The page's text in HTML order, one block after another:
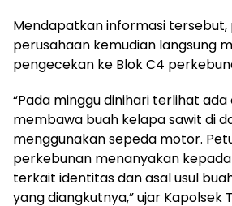
Mendapatkan informasi
perusahaan kemudian langsung
pengecekan ke Blok C4
“Pada minggu dinihari terlihat
membawa buah kelapa sawit di
menggunakan sepeda motor.
perkebunan menanyakan
terkait identitas dan asal usul
yang diangkutnya,” ujar Kapolsek